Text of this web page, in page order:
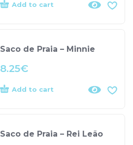
Add to cart
Saco de Praia – Minnie
8.25€
Add to cart
Saco de Praia – Rei Leão